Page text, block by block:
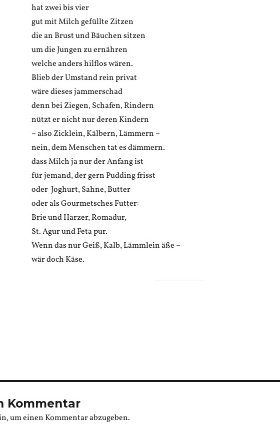
hat zwei bis vier
gut mit Milch gefüllte Zitzen
die an Brust und Bäuchen sitzen
um die Jungen zu ernähren
welche anders hilflos wären.
Blieb der Umstand rein privat
wäre dieses jammerschad
denn bei Ziegen, Schafen, Rindern
nützt er nicht nur deren Kindern
– also Zicklein, Kälbern, Lämmern –
nein, dem Menschen tat es dämmern.
dass Milch ja nur der Anfang ist
für jemand, der gern Pudding frisst
oder Joghurt, Sahne, Butter
oder als Gourmetsches Futter:
Brie und Harzer, Romadur,
St. Agur und Feta pur.
Wenn das nur Geiß, Kalb, Lämmlein äße –
wär doch Käse.
Kommentar
um einen Kommentar abzugeben.